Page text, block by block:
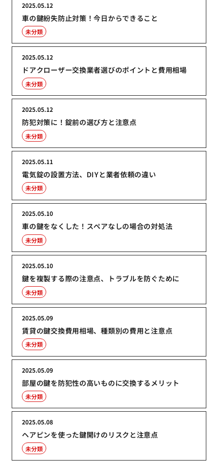
車の鍵紛失防止対策！今日からできること
2025.05.12
未分類
ドアクローザー交換業者選びのポイントと費用相場
2025.05.12
未分類
防犯対策に！錠前の選び方と注意点
2025.05.12
未分類
電気錠の設置方法、DIYと業者依頼の違い
2025.05.11
未分類
車の鍵をなくした！スペアなしの場合の対処法
2025.05.10
未分類
鍵を複製する際の注意点、トラブルを防ぐために
2025.05.10
未分類
賃貸の鍵交換費用相場、種類別の費用と注意点
2025.05.09
未分類
部屋の鍵を防犯性の高いものに交換するメリット
2025.05.09
未分類
ヘアピンを使った鍵開けのリスクと注意点
2025.05.08
未分類